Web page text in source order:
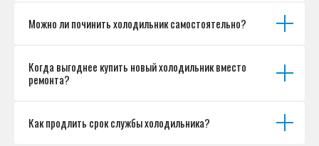
Можно ли починить холодильник самостоятельно?
Когда выгоднее купить новый холодильник вместо
ремонта?
Как продлить срок службы холодильника?